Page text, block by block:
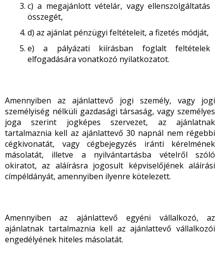
c) a megajánlott vételár, vagy ellenszolgáltatás
összegét,
d) az ajánlat pénzügyi feltételeit, a fizetés módját,
e) a pályázati kiírásban foglalt feltételek
elfogadására vonatkozó nyilatkozatot.
Amennyiben az ajánlattevő jogi személy, vagy jogi
személyiség nélküli gazdasági társaság, vagy személyes
joga szerint jogképes szervezet, az ajánlatnak
tartalmaznia kell az ajánlattevő 30 napnál nem régebbi
cégkivonatát, vagy cégbejegyzés iránti kérelmének
másolatát, illetve a nyilvántartásba vételről szóló
okiratot, az aláírásra jogosult képviselőjének aláírási
címpéldányát, amennyiben ilyenre kötelezett.
Amennyiben az ajánlattevő egyéni vállalkozó, az
ajánlatnak tartalmaznia kell az ajánlattevő vállalkozói
engedélyének hiteles másolatát.